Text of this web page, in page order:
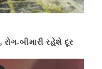
રોગ-બીમારી રહેશે દૂર